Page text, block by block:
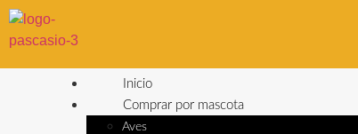
Inicio
Comprar por mascota
Aves